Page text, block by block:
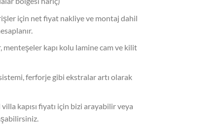
için net fiyat nakliye ve montaj dahil
menteşeler kapı kolu lamine cam ve kilit
ferforje gibi ekstralar artı olarak
kapısı fiyatı için bizi arayabilir veya